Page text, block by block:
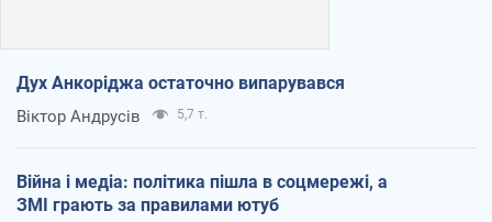
Дух Анкоріджа остаточно випарувався
Віктор Андрусів 5,7 т.
Війна і медіа: політика пішла в соцмережі, а
ЗМІ грають за правилами ютуб